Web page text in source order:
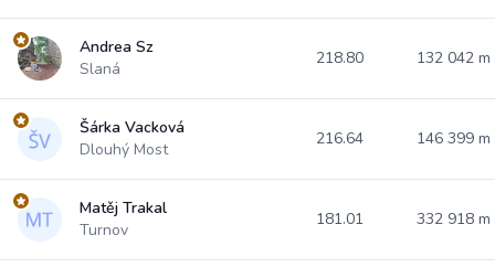
Andrea Sz
Slaná
218.80 132 042 m
Šárka Vacková
Dlouhý Most
216.64 146 399 m
Matěj Trakal
Turnov
181.01 332 918 m